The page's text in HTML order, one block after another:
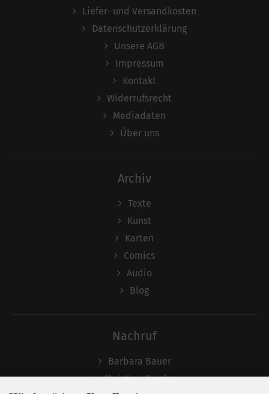
Liefer- und Versandkosten
Datenschutzerklärung
Unsere AGB
Impressum
Kontakt
Widerrufsrecht
Mediadaten
Über uns
Archiv
Texte
Kunst
Karten
Comics
Audio
Blog
Nachruf
Barbara Bauer
Christian Semler